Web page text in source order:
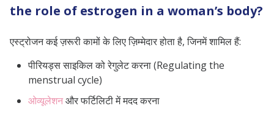
the role of estrogen in a woman’s body?
एस्ट्रोजन कई ज़रूरी कामों के लिए ज़िम्मेदार होता है, जिनमें शामिल हैं:
पीरियड्स साइकिल को रेगुलेट करना (Regulating the
menstrual cycle)
ओव्यूलेशनऔर फर्टिलिटी में मदद करना